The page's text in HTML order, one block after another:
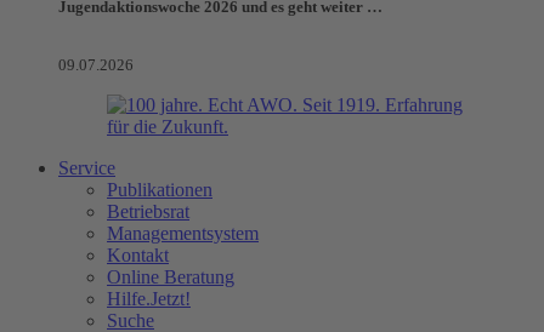
Jugendaktionswoche 2026 und es geht weiter …
09.07.2026
Service
Publikationen
Betriebsrat
Managementsystem
Kontakt
Online Beratung
Hilfe.Jetzt!
Suche